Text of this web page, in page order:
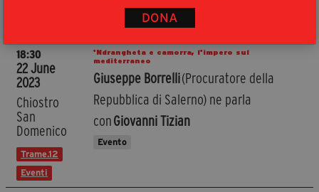
DONA
18:30
22 June
2023
Chiostro
San
Domenico
Trame.12
Eventi
'Ndrangheta e camorra, l'impero sul
mediterraneo
Giuseppe Borrelli(Procuratore della
Repubblica di Salerno) ne parla
conGiovanni Tizian
Evento